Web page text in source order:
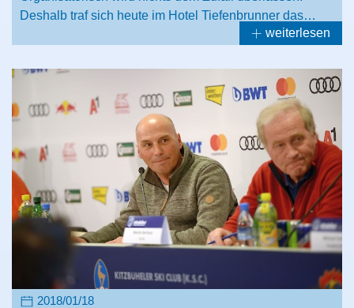
Deshalb traf sich heute im Hotel Tiefenbrunner das…
weiterlesen
2018/01/18